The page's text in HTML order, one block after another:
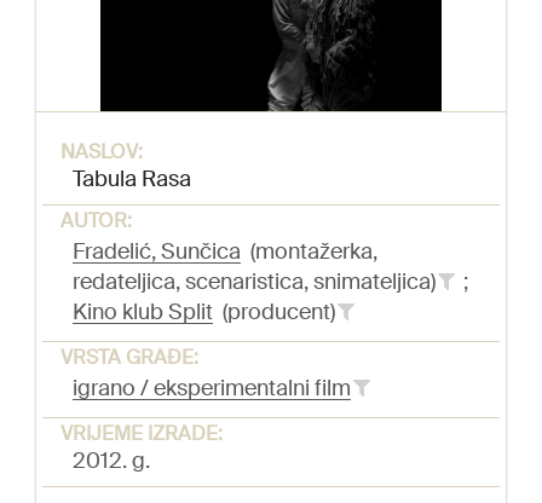
NASLOV:
Tabula Rasa
AUTOR:
Fradelić, Sunčica (montažerka,
redateljica, scenaristica, snimateljica)
;
Kino klub Split (producent)
VRSTA GRAĐE:
igrano / eksperimentalni film
VRIJEME IZRADE:
2012. g.